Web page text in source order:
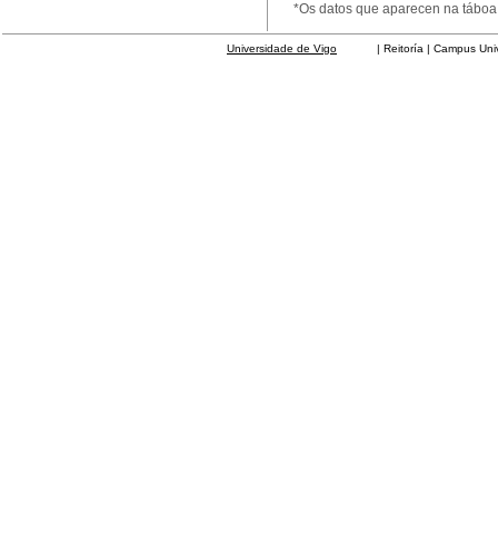
*Os datos que aparecen na
Universidade de Vigo | Reitoría | Campus